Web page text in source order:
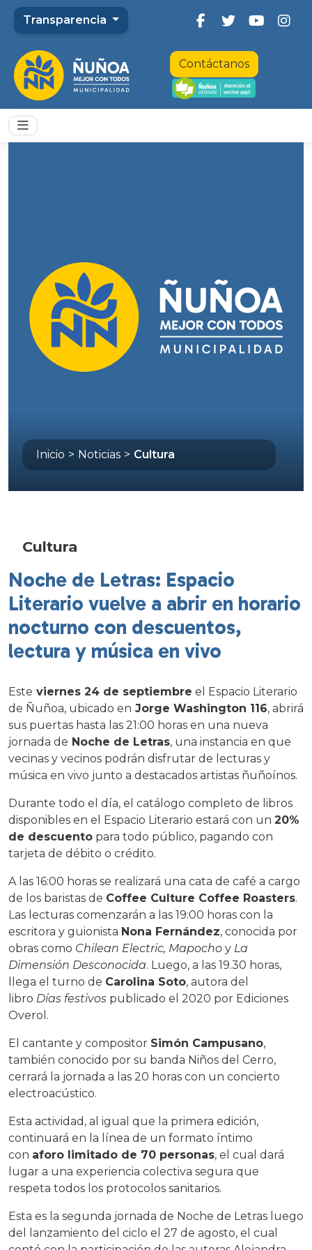
Transparencia
Contáctanos
Inicio > Noticias > Cultura
Cultura
Noche de Letras: Espacio
Literario vuelve a abrir en horario
nocturno con descuentos,
lectura y música en vivo
Este viernes 24 de septiembre el Espacio Literario
de Ñuñoa, ubicado en Jorge Washington 116, abrirá
sus puertas hasta las 21:00 horas en una nueva
jornada de Noche de Letras, una instancia en que
vecinas y vecinos podrán disfrutar de lecturas y
música en vivo junto a destacados artistas ñuñoínos.
Durante todo el día, el catálogo completo de libros
disponibles en el Espacio Literario estará con un 20%
de descuento para todo público, pagando con
tarjeta de débito o crédito.
A las 16:00 horas se realizará una cata de café a cargo
de los baristas de Coffee Culture Coffee Roasters.
Las lecturas comenzarán a las 19:00 horas con la
escritora y guionista Nona Fernández, conocida por
obras como Chilean Electric, Mapocho y La
Dimensión Desconocida. Luego, a las 19.30 horas,
llega el turno de Carolina Soto, autora del
libro Días festivos publicado el 2020 por Ediciones
Overol.
El cantante y compositor Simón Campusano,
también conocido por su banda Niños del Cerro,
cerrará la jornada a las 20 horas con un concierto
electroacústico.
Esta actividad, al igual que la primera edición,
continuará en la línea de un formato íntimo
con aforo limitado de 70 personas, el cual dará
lugar a una experiencia colectiva segura que
respeta todos los protocolos sanitarios.
Esta es la segunda jornada de Noche de Letras luego
del lanzamiento del ciclo el 27 de agosto, el cual